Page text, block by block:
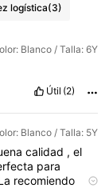
logística(3)
Blanco / Talla: 6Y
Útil (2)
Blanco / Talla: 5Y
calidad ,el
para
recomiendo